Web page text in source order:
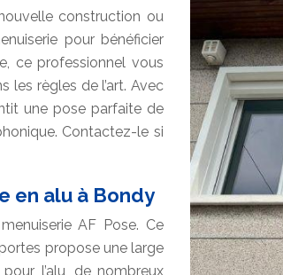
construction ou
pour bénéficier
ce professionnel vous
les règles de l’art. Avec
une pose parfaite de
Contactez-le si
en alu à Bondy
AF Pose. Ce
propose une large
l’alu, de nombreux